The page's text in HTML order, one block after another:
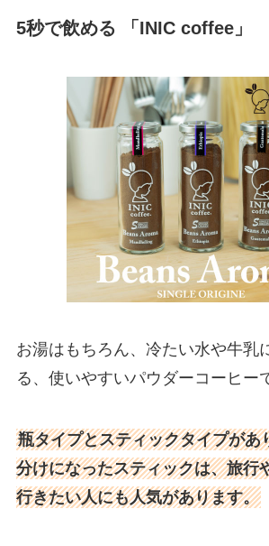
5秒で飲める 「INIC coffee」
お湯はもちろん、冷たい水や牛乳
る、使いやすいパウダーコーヒー
瓶タイプとスティックタイプがあ
分けになったスティックは、旅行
行きたい人にも人気があります。